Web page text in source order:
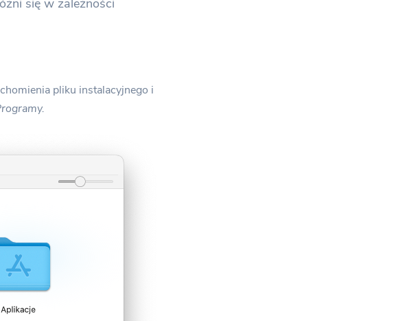
pliku instalacyjnego i